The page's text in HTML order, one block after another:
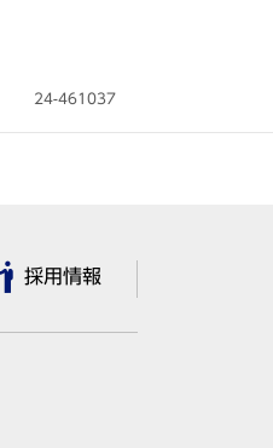
24-461037
採用情報